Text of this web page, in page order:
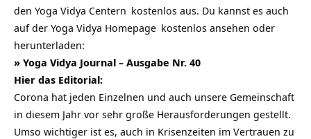
den Yoga Vidya Centern kostenlos aus. Du kannst es auch
auf der Yoga Vidya Homepage kostenlos ansehen oder
herunterladen:
» Yoga Vidya Journal – Ausgabe Nr. 40
Hier das Editorial:
Corona hat jeden Einzelnen und auch unsere Gemeinschaft
in diesem Jahr vor sehr große Herausforderungen gestellt.
Umso wichtiger ist es, auch in Krisenzeiten im Vertrauen zu